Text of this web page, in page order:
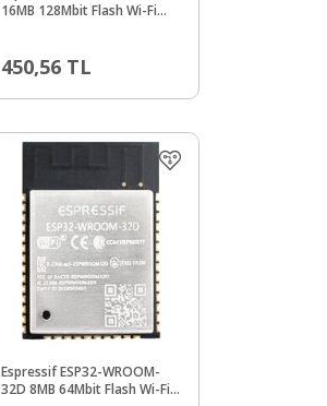
16MB 128Mbit Flash Wi-Fi
450,56 TL
Espressif ESP32-WROOM-
32D 8MB 64Mbit Flash Wi-Fi